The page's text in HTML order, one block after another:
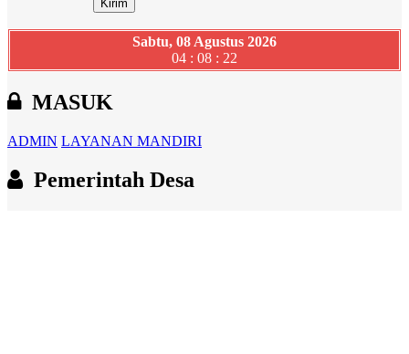
Sabtu, 08 Agustus 2026
04 : 08 : 23
MASUK
ADMIN LAYANAN MANDIRI
Pemerintah Desa